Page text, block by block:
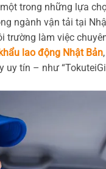
trong những lựa
ngành vận tải tại
làm việc
lao động Nhật Bản
tín – như